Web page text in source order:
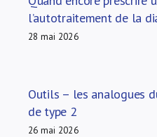
l’autotraitement de la
28 mai 2026
Outils – les analogues
de type 2
26 mai 2026